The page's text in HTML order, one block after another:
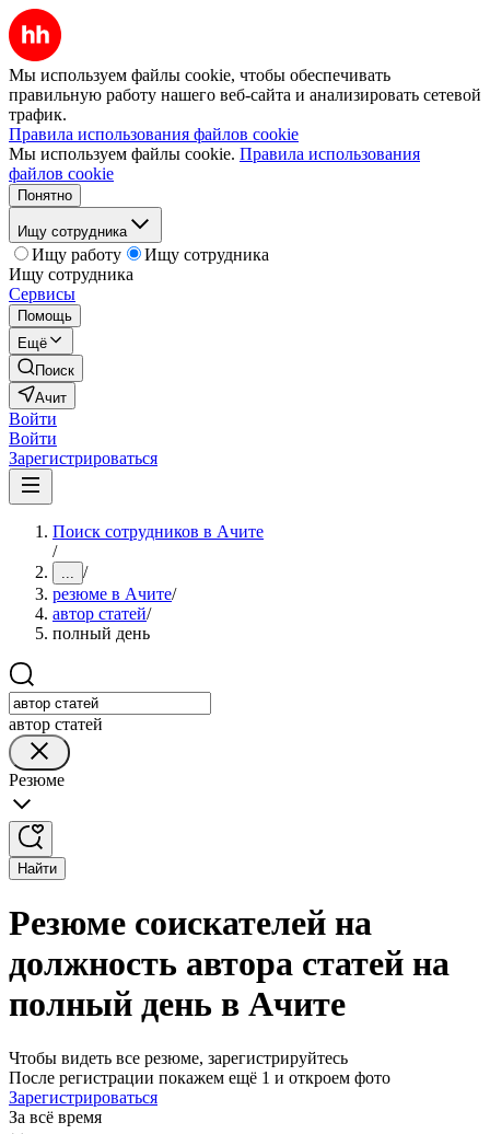
Мы используем файлы cookie, чтобы обеспечивать
правильную работу нашего веб-сайта и анализировать сетевой
трафик.
Правила использования файлов cookie
Мы используем файлы cookie. Правила использования
файлов cookie
Понятно
Ищу сотрудника
Ищу работу
Ищу сотрудника
Ищу сотрудника
Сервисы
Помощь
Ещё
Поиск
Ачит
Войти
Войти
Зарегистрироваться
Поиск сотрудников в Ачите
/
... /
резюме в Ачите/
автор статей/
полный день
автор статей
Резюме
Найти
Резюме соискателей на
должность автора статей на
полный день в Ачите
Чтобы видеть все резюме, зарегистрируйтесь
После регистрации покажем ещё 1 и откроем фото
Зарегистрироваться
За всё время